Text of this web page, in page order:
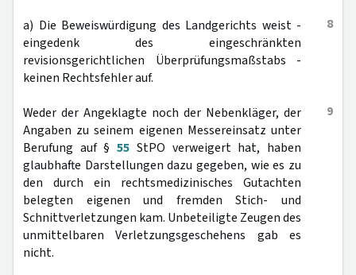
8
a) Die Beweiswürdigung des Landgerichts weist -
eingedenk des eingeschränkten
revisionsgerichtlichen Überprüfungsmaßstabs -
keinen Rechtsfehler auf.
9
Weder der Angeklagte noch der Nebenkläger, der
Angaben zu seinem eigenen Messereinsatz unter
Berufung auf §55 StPO verweigert hat, haben
glaubhafte Darstellungen dazu gegeben, wie es zu
den durch ein rechtsmedizinisches Gutachten
belegten eigenen und fremden Stich- und
Schnittverletzungen kam. Unbeteiligte Zeugen des
unmittelbaren Verletzungsgeschehens gab es
nicht.